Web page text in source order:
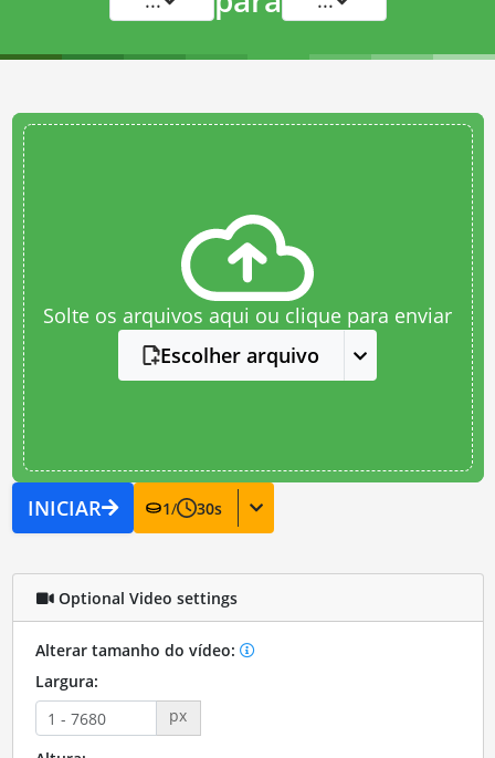
Solte os arquivos aqui ou clique para enviar
Escolher arquivo
INICIAR 1/ 30s
Optional Video settings
Alterar tamanho do vídeo:
Largura:
px